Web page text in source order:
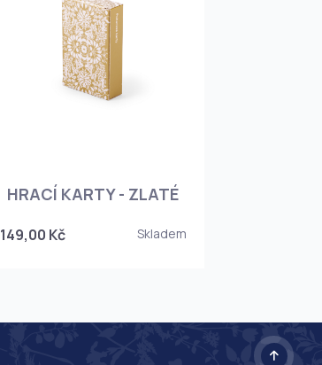
HRACÍ KARTY - ZLATÉ
149,00 Kč Skladem